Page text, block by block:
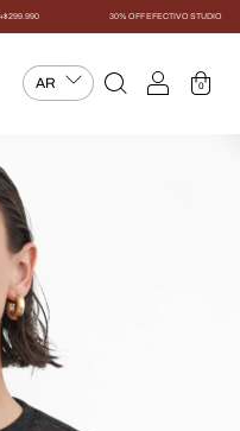
30% OFF EFECTIVO STUDIO
0